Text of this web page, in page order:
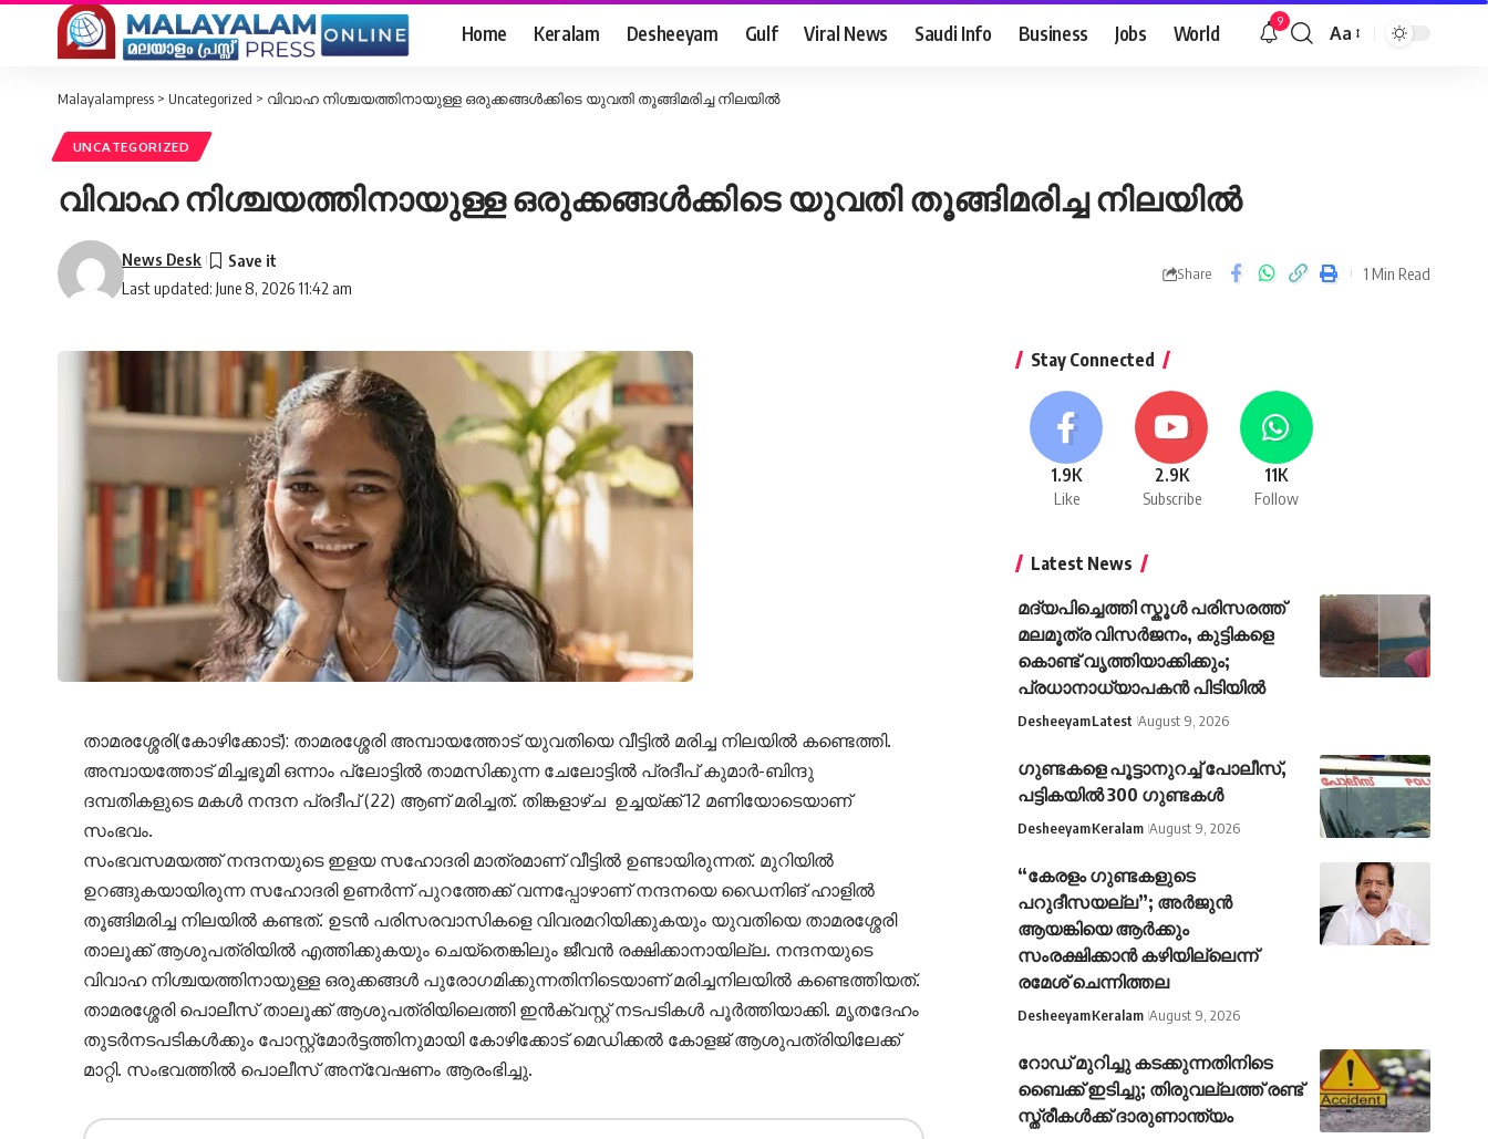
Home Keralam Desheeyam Gulf Viral News Saudi Info Business Jobs World 9
Font
Aa
Malayalampress > Uncategorized > വിവാഹ നിശ്ചയത്തിനായുള്ള ഒരുക്കങ്ങൾക്കിടെ യുവതി തൂങ്ങിമരിച്ച നിലയിൽ
UNCATEGORIZED
വിവാഹ നിശ്ചയത്തിനായുള്ള ഒരുക്കങ്ങൾക്കിടെ യുവതി തൂങ്ങിമരിച്ച നിലയിൽ
Last updated: June 8, 2026 11:42 am
News Desk
Share 1 Min Read
താമരശ്ശേരി(കോഴിക്കോട്): താമരശ്ശേരി അമ്പായത്തോട് യുവതിയെ വീട്ടിൽ മരിച്ച നിലയിൽ കണ്ടെത്തി.
അമ്പായത്തോട് മിച്ചഭൂമി ഒന്നാം പ്ലോട്ടിൽ താമസിക്കുന്ന ചേലോട്ടിൽ പ്രദീപ് കുമാർ-ബിന്ദു
ദമ്പതികളുടെ മകൾ നന്ദന പ്രദീപ് (22) ആണ് മരിച്ചത്. തിങ്കളാഴ്ച ഉച്ചയ്ക്ക് 12 മണിയോടെയാണ്
സംഭവം.
സംഭവസമയത്ത് നന്ദനയുടെ ഇളയ സഹോദരി മാത്രമാണ് വീട്ടിൽ ഉണ്ടായിരുന്നത്. മുറിയിൽ
ഉറങ്ങുകയായിരുന്ന സഹോദരി ഉണർന്ന് പുറത്തേക്ക് വന്നപ്പോഴാണ് നന്ദനയെ ഡൈനിങ് ഹാളിൽ
തൂങ്ങിമരിച്ച നിലയിൽ കണ്ടത്. ഉടൻ പരിസരവാസികളെ വിവരമറിയിക്കുകയും യുവതിയെ താമരശ്ശേരി
താലൂക്ക് ആശുപത്രിയിൽ എത്തിക്കുകയും ചെയ്തെങ്കിലും ജീവൻ രക്ഷിക്കാനായില്ല. നന്ദനയുടെ
വിവാഹ നിശ്ചയത്തിനായുള്ള ഒരുക്കങ്ങൾ പുരോഗമിക്കുന്നതിനിടെയാണ് മരിച്ചനിലയിൽ കണ്ടെത്തിയത്.
താമരശ്ശേരി പൊലീസ് താലൂക്ക് ആശുപത്രിയിലെത്തി ഇൻക്വസ്റ്റ് നടപടികൾ പൂർത്തിയാക്കി. മൃതദേഹം
തുടർനടപടികൾക്കും പോസ്റ്റ്‌മോർട്ടത്തിനുമായി കോഴിക്കോട് മെഡിക്കൽ കോളജ് ആശുപത്രിയിലേക്ക്
മാറ്റി. സംഭവത്തിൽ പൊലീസ് അന്വേഷണം ആരംഭിച്ചു.
Stay Connected
1.9K
Like
2.9K
Subscribe
11K
Follow
Latest News
മദ്യപിച്ചെത്തി സ്കൂൾ പരിസരത്ത്
മലമൂത്ര വിസർജനം, കുട്ടികളെ
കൊണ്ട് വൃത്തിയാക്കിക്കും;
പ്രധാനാധ്യാപകൻ പിടിയിൽ
DesheeyamLatest August 9, 2026
ഗുണ്ടകളെ പൂട്ടാനുറച്ച് പോലീസ്,
പട്ടികയിൽ 300 ഗുണ്ടകൾ
DesheeyamKeralam August 9, 2026
“കേരളം ഗുണ്ടകളുടെ
പറുദീസയല്ല”; അർജുൻ
ആയങ്കിയെ ആർക്കും
സംരക്ഷിക്കാൻ കഴിയില്ലെന്ന്
രമേശ് ചെന്നിത്തല
DesheeyamKeralam August 9, 2026
റോഡ് മുറിച്ചു കടക്കുന്നതിനിടെ
ബൈക്ക് ഇടിച്ചു; തിരുവല്ലത്ത് രണ്ട്
സ്ത്രീകള്‍ക്ക് ദാരുണാന്ത്യം